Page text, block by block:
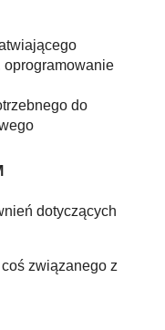
oprogramowanie
do
dotyczących
związanego z